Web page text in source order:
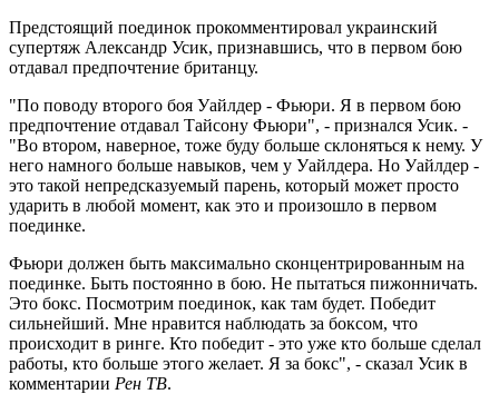
Предстоящий поединок прокомментировал украинский
супертяж Александр Усик, признавшись, что в первом бою
отдавал предпочтение британцу.
"По поводу второго боя Уайлдер - Фьюри. Я в первом бою
предпочтение отдавал Тайсону Фьюри", - признался Усик. -
"Во втором, наверное, тоже буду больше склоняться к нему. У
него намного больше навыков, чем у Уайлдера. Но Уайлдер -
это такой непредсказуемый парень, который может просто
ударить в любой момент, как это и произошло в первом
поединке.
Фьюри должен быть максимально сконцентрированным на
поединке. Быть постоянно в бою. Не пытаться пижонничать.
Это бокс. Посмотрим поединок, как там будет. Победит
сильнейший. Мне нравится наблюдать за боксом, что
происходит в ринге. Кто победит - это уже кто больше сделал
работы, кто больше этого желает. Я за бокс", - сказал Усик в
комментарии Рен ТВ.